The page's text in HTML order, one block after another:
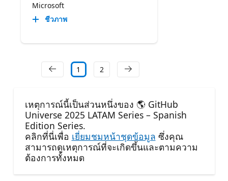
Microsoft
ชีวภาพ
1 2
เหตุการณ์นี้เป็นส่วนหนึ่งของ 🌎 GitHub
Universe 2025 LATAM Series – Spanish
Edition Series.
คลิกที่นี่เพื่อ เยี่ยมชมหน้าชุดข้อมูล ซึ่งคุณ
สามารถดูเหตุการณ์ที่จะเกิดขึ้นและตามความ
ต้องการทั้งหมด